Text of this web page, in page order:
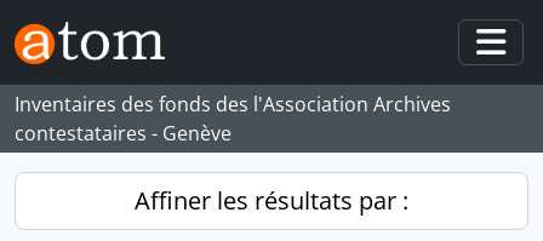
Skip to main content
Inventaires des fonds des l'Association Archives
contestataires - Genève
Affiner les résultats par :